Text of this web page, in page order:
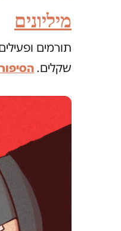
מיליונים
תורמים
שקלים.